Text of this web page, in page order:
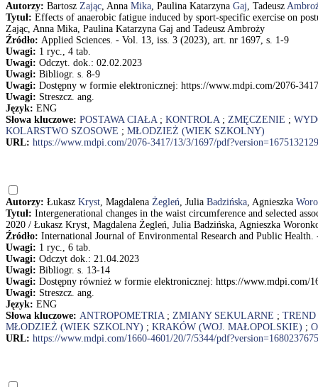
Autorzy: Bartosz Zając, Anna Mika, Paulina Katarzyna Gaj, Tadeusz
Tytuł: Effects of anaerobic fatigue induced by sport-specific exercise on
Zając, Anna Mika, Paulina Katarzyna Gaj and Tadeusz Ambroży
Źródło: Applied Sciences. - Vol. 13, iss. 3 (2023), art. nr 1697, s. 1-9
Uwagi: 1 ryc., 4 tab.
Uwagi: Odczyt. dok.: 02.02.2023
Uwagi: Bibliogr. s. 8-9
Uwagi: Dostępny w formie elektronicznej: https://www.mdpi.com/2076-
Uwagi: Streszcz. ang.
Język: ENG
Słowa kluczowe: POSTAWA CIAŁA; KONTROLA; ZMĘCZENIE ;
KOLARSTWO SZOSOWE ; MŁODZIEŻ (WIEK SZKOLNY)
URL: https://www.mdpi.com/2076-3417/13/3/1697/pdf?version=1675132129
Autorzy: Łukasz Kryst, Magdalena Żegleń, Julia Badzińska, Agnieszka
Tytuł: Intergenerational changes in the waist circumference and selected
2020 / Łukasz Kryst, Magdalena Żegleń, Julia Badzińska, Agnieszka
Źródło: International Journal of Environmental Research and Public
Uwagi: 1 ryc., 6 tab.
Uwagi: Odczyt dok.: 21.04.2023
Uwagi: Bibliogr. s. 13-14
Uwagi: Dostępny również w formie elektronicznej: https://www.mdpi.com/
Uwagi: Streszcz. ang.
Język: ENG
Słowa kluczowe: ANTROPOMETRIA; ZMIANY SEKULARNE ;
MŁODZIEŻ (WIEK SZKOLNY) ; KRAKÓW (WOJ. MAŁOPOLSKIE) ;
URL: https://www.mdpi.com/1660-4601/20/7/5344/pdf?version=1680237675